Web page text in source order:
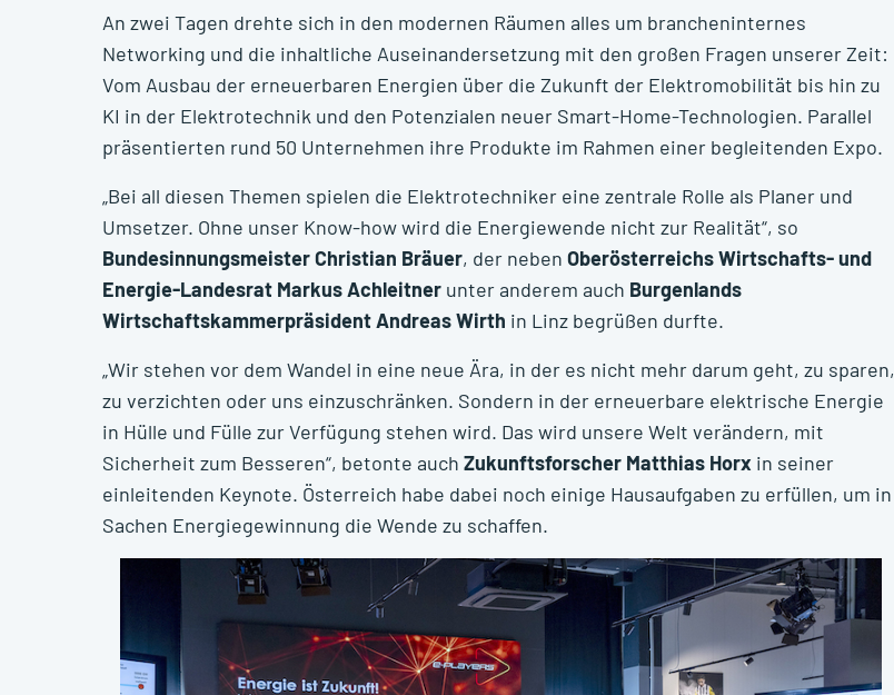
An zwei Tagen drehte sich in den modernen Räumen alles um brancheninternes
Networking und die inhaltliche Auseinandersetzung mit den großen Fragen unserer Zeit:
Vom Ausbau der erneuerbaren Energien über die Zukunft der Elektromobilität bis hin zu
KI in der Elektrotechnik und den Potenzialen neuer Smart-Home-Technologien. Parallel
präsentierten rund 50 Unternehmen ihre Produkte im Rahmen einer begleitenden Expo.
„Bei all diesen Themen spielen die Elektrotechniker eine zentrale Rolle als Planer und
Umsetzer. Ohne unser Know-how wird die Energiewende nicht zur Realität“, so
Bundesinnungsmeister Christian Bräuer, der neben Oberösterreichs Wirtschafts- und
Energie-Landesrat Markus Achleitner unter anderem auch Burgenlands
Wirtschaftskammerpräsident Andreas Wirth in Linz begrüßen durfte.
„Wir stehen vor dem Wandel in eine neue Ära, in der es nicht mehr darum geht, zu sparen,
zu verzichten oder uns einzuschränken. Sondern in der erneuerbare elektrische Energie
in Hülle und Fülle zur Verfügung stehen wird. Das wird unsere Welt verändern, mit
Sicherheit zum Besseren“, betonte auch Zukunftsforscher Matthias Horx in seiner
einleitenden Keynote. Österreich habe dabei noch einige Hausaufgaben zu erfüllen, um in
Sachen Energiegewinnung die Wende zu schaffen.